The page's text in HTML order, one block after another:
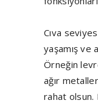
Cıva
yaşamış ve
Örneğin
ağır
rahat olsun.